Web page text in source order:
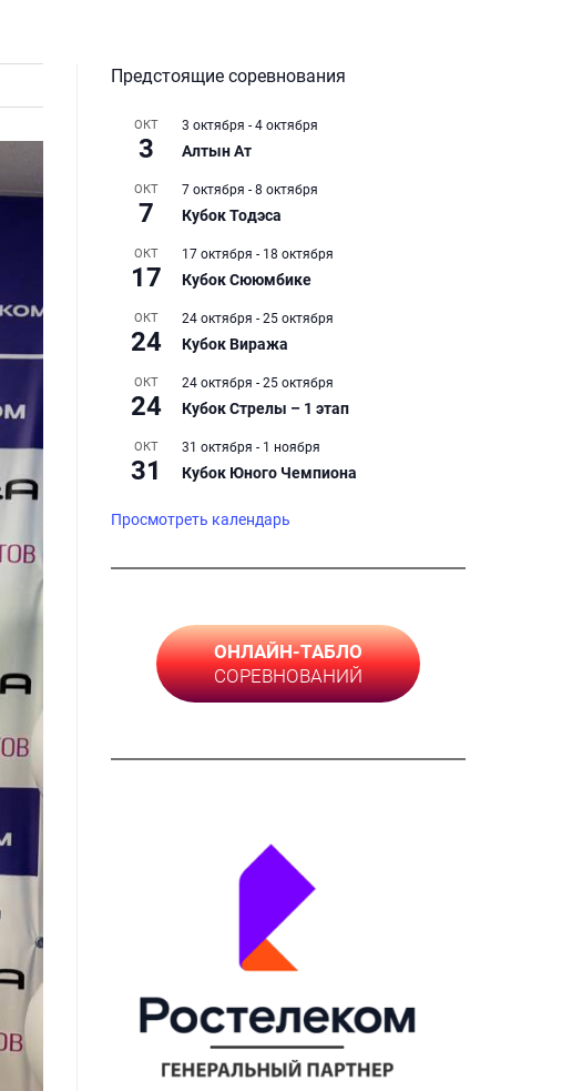
Предстоящие соревнования
ОКТ
3
3 октября - 4 октября
Алтын Ат
ОКТ
7
7 октября - 8 октября
Кубок Тодэса
ОКТ
17
17 октября - 18 октября
Кубок Сююмбике
ОКТ
24
24 октября - 25 октября
Кубок Виража
ОКТ
24
24 октября - 25 октября
Кубок Стрелы – 1 этап
ОКТ
31
31 октября - 1 ноября
Кубок Юного Чемпиона
Просмотреть календарь
ОНЛАЙН-ТАБЛО
СОРЕВНОВАНИЙ